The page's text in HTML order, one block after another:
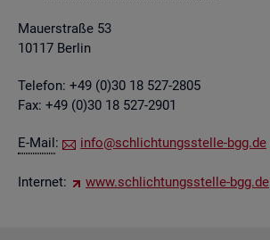
Mau­er­stra­ße 53
10117 Ber­lin
Te­le­fon: +49 (0)30 18 527-2805
Fax: +49 (0)30 18 527-2901
E-Mail: info@​sch​lich​tung​sste​lle-​bgg.​de
In­ter­net: www.​sch​lich​tung​sste​lle-​bgg.​de